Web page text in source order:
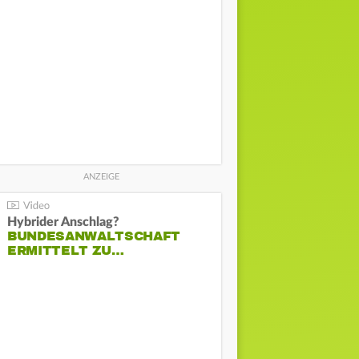
Hybrider Anschlag?
BUNDESANWALTSCHAFT
ERMITTELT ZU…